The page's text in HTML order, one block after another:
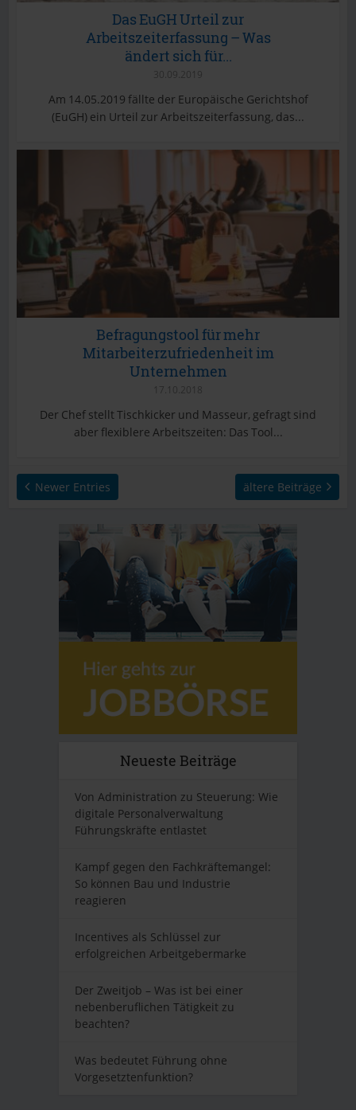
Das EuGH Urteil zur
Arbeitszeiterfassung – Was
ändert sich für...
30.09.2019
Am 14.05.2019 fällte der Europäische Gerichtshof
(EuGH) ein Urteil zur Arbeitszeiterfassung, das...
Befragungstool für mehr
Mitarbeiterzufriedenheit im
Unternehmen
17.10.2018
Der Chef stellt Tischkicker und Masseur, gefragt sind
aber flexiblere Arbeitszeiten: Das Tool...
ältere Beiträge
Newer Entries
Neueste Beiträge
Von Administration zu Steuerung: Wie
digitale Personalverwaltung
Führungskräfte entlastet
Kampf gegen den Fachkräftemangel:
So können Bau und Industrie
reagieren
Incentives als Schlüssel zur
erfolgreichen Arbeitgebermarke
Der Zweitjob – Was ist bei einer
nebenberuflichen Tätigkeit zu
beachten?
Was bedeutet Führung ohne
Vorgesetztenfunktion?